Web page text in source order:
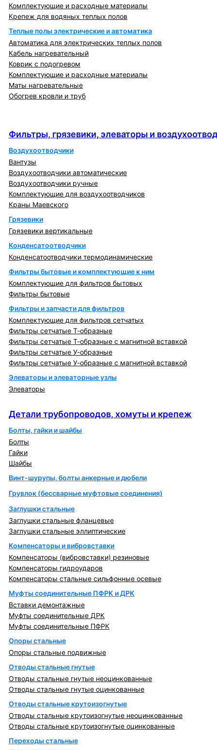
Комплектующие и расходные материалы
Крепеж для водяных теплых полов
Теплые полы электрические и автоматика
Автоматика для электрических теплых полов
Кабель нагревательный
Коврик с подогревом
Комплектующие и расходные материалы
Маты нагревательные
Обогрев кровли и труб
Фильтры, грязевики, элеваторы и
Воздухоотводчики
Вантузы
Воздухоотводчики автоматические
Воздухоотводчики ручные
Комплектующие для воздухоотводчиков
Краны Маевского
Грязевики
Грязевики вертикальные
Конденсатоотводчики
Конденсатоотводчики термодинамические
Фильтры бытовые и комплектующие к ним
Комплектующие для фильтров бытовых
Фильтры бытовые
Фильтры и запчасти для фильтров
Комплектующие для фильтров сетчатых
Фильтры сетчатые Т-образные
Фильтры сетчатые Т-образные с магнитной вставкой
Фильтры сетчатые У-образные
Фильтры сетчатые У-образные с магнитной вставкой
Элеваторы и элеваторные узлы
Элеваторы
Детали трубопроводов, хомуты и крепеж
Болты, гайки и шайбы
Болты
Гайки
Шайбы
Винт-шурупы, болты анкерные и дюбели
Грувлок (бессварные муфтовые соединения)
Заглушки стальные
Заглушки стальные фланцевые
Заглушки стальные эллиптические
Компенсаторы и вибровставки
Компенсаторы (вибровставки) резиновые
Компенсаторы гидроударов
Компенсаторы стальные сильфонные осевые
Муфты соединительные ПФРК и ДРК
Вставки демонтажные
Муфты соединительные ДРК
Муфты соединительные ПФРК
Опоры стальные
Опоры стальные подвижные
Отводы стальные гнутые
Отводы стальные гнутые неоцинкованные
Отводы стальные гнутые оцинкованные
Отводы стальные крутоизогнутые
Отводы стальные крутоизогнутые неоцинкованные
Отводы стальные крутоизогнутые оцинкованные
Переходы стальные